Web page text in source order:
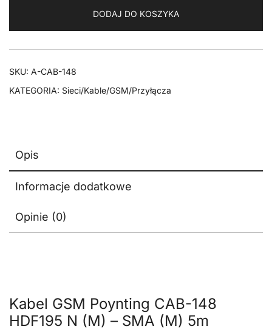
DODAJ DO KOSZYKA
SKU: A-CAB-148
KATEGORIA: Sieci/Kable/GSM/Przyłącza
Opis
Informacje dodatkowe
Opinie (0)
Kabel GSM Poynting CAB-148
HDF195 N (M) – SMA (M) 5m